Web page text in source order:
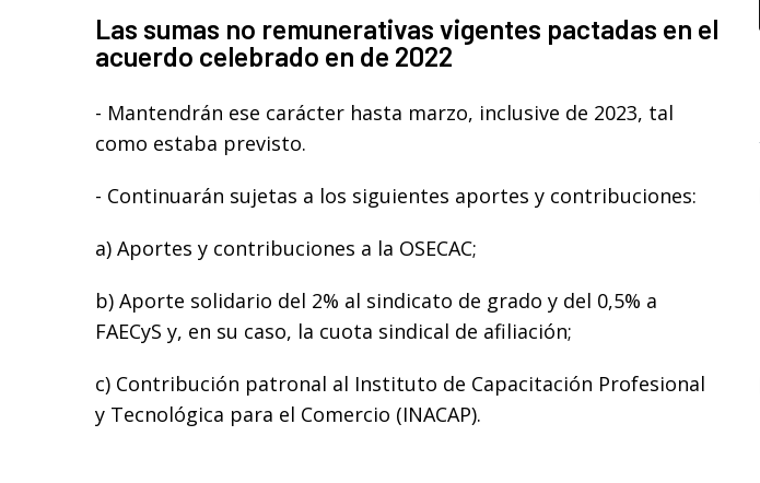
Las sumas no remunerativas vigentes pactadas en el
acuerdo celebrado en de 2022
- Mantendrán ese carácter hasta marzo, inclusive de 2023, tal
como estaba previsto.
- Continuarán sujetas a los siguientes aportes y contribuciones:
a) Aportes y contribuciones a la OSECAC;
b) Aporte solidario del 2% al sindicato de grado y del 0,5% a
FAECyS y, en su caso, la cuota sindical de afiliación;
c) Contribución patronal al Instituto de Capacitación Profesional
y Tecnológica para el Comercio (INACAP).